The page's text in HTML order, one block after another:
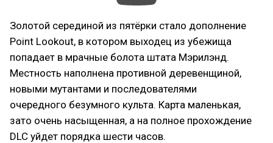
Золотой серединой из пятёрки стало дополнение
Point Lookout, в котором выходец из убежища
попадает в мрачные болота штата Мэрилэнд.
Местность наполнена противной деревенщиной,
новыми мутантами и последователями
очередного безумного культа. Карта маленькая,
зато очень насыщенная, а на полное прохождение
DLC уйдет порядка шести часов.